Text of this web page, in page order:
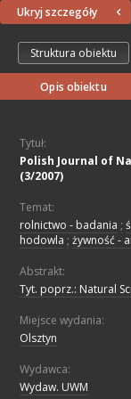
Ukryj szczegóły
Struktura obiektu
Opis obiektu
Tytuł:
Polish Journal of
(3/2007)
Temat:
rolnictwo - badania ;
hodowla ; żywność -
Abstrakt:
Tyt. poprz.: Natural
Miejsce wydania:
Olsztyn
Wydawca:
Wydaw. UWM